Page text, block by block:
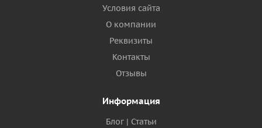
Условия сайта
О компании
Реквизиты
Контакты
Отзывы
Информация
Блог | Статьи